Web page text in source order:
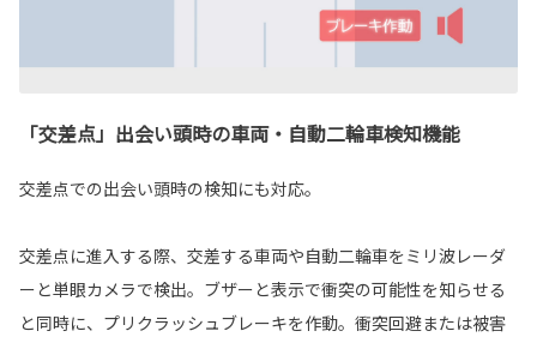
「交差点」出会い頭時の車両・自動二輪車検知機能
交差点での出会い頭時の検知にも対応。
交差点に進入する際、交差する車両や自動二輪車をミリ波レーダ
ーと単眼カメラで検出。ブザーと表示で衝突の可能性を知らせる
と同時に、プリクラッシュブレーキを作動。衝突回避または被害